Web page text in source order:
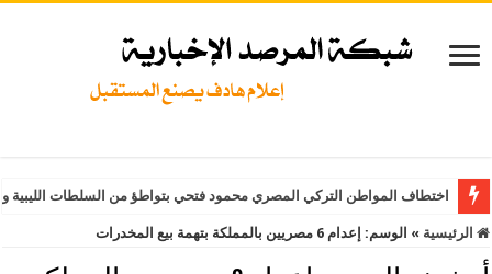
اختطاف المواطن التركي المصري محمود فتحي بتواطؤ من السلطات
الرئيسية » الوسم: إعدام 6 مصريين بالمملكة بتهمة بيع المخدرات